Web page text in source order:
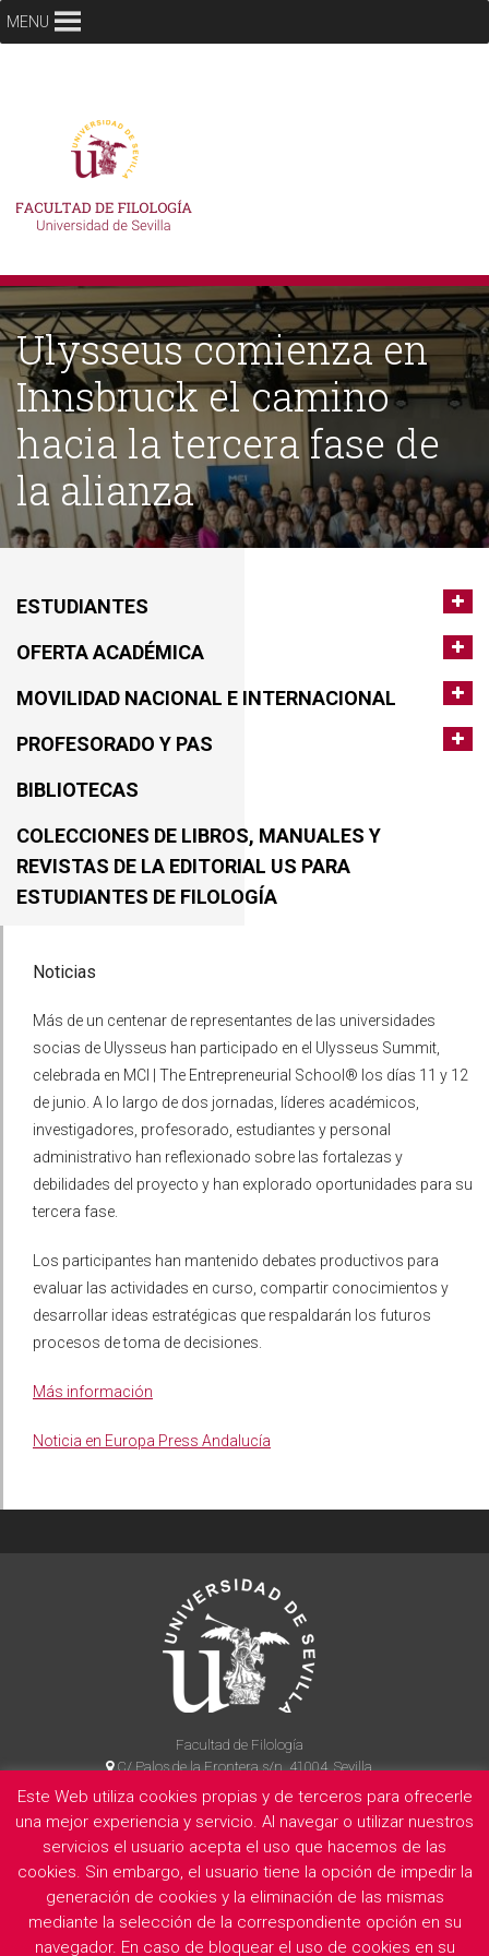
MENU
Ulysseus comienza en
Innsbruck el camino
hacia la tercera fase de
la alianza
ESTUDIANTES
OFERTA ACADÉMICA
MOVILIDAD NACIONAL E INTERNACIONAL
PROFESORADO Y PAS
BIBLIOTECAS
COLECCIONES DE LIBROS, MANUALES Y
REVISTAS DE LA EDITORIAL US PARA
ESTUDIANTES DE FILOLOGÍA
Noticias
Más de un centenar de representantes de las universidades
socias de Ulysseus han participado en el Ulysseus Summit,
celebrada en MCI | The Entrepreneurial School® los días 11 y 12
de junio. A lo largo de dos jornadas, líderes académicos,
investigadores, profesorado, estudiantes y personal
administrativo han reflexionado sobre las fortalezas y
debilidades del proyecto y han explorado oportunidades para su
tercera fase.
Los participantes han mantenido debates productivos para
evaluar las actividades en curso, compartir conocimientos y
desarrollar ideas estratégicas que respaldarán los futuros
procesos de toma de decisiones.
Más información
Noticia en Europa Press Andalucía
Facultad de Filología
C/ Palos de la Frontera s/n, 41004, Sevilla
954 55 14 90
La Facultad Información legal Politica de privacidad Cookies
E
Este Web utiliza cookies propias y de terceros para ofrecerle
una mejor experiencia y servicio. Al navegar o utilizar nuestros
servicios el usuario acepta el uso que hacemos de las
cookies. Sin embargo, el usuario tiene la opción de impedir la
generación de cookies y la eliminación de las mismas
mediante la selección de la correspondiente opción en su
navegador. En caso de bloquear el uso de cookies en su